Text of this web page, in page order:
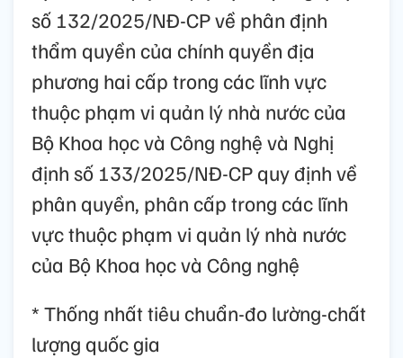
số 132/2025/NĐ-CP về phân định
thẩm quyền của chính quyền địa
phương hai cấp trong các lĩnh vực
thuộc phạm vi quản lý nhà nước của
Bộ Khoa học và Công nghệ và Nghị
định số 133/2025/NĐ-CP quy định về
phân quyền, phân cấp trong các lĩnh
vực thuộc phạm vi quản lý nhà nước
của Bộ Khoa học và Công nghệ
* Thống nhất tiêu chuẩn-đo lường-chất
lượng quốc gia